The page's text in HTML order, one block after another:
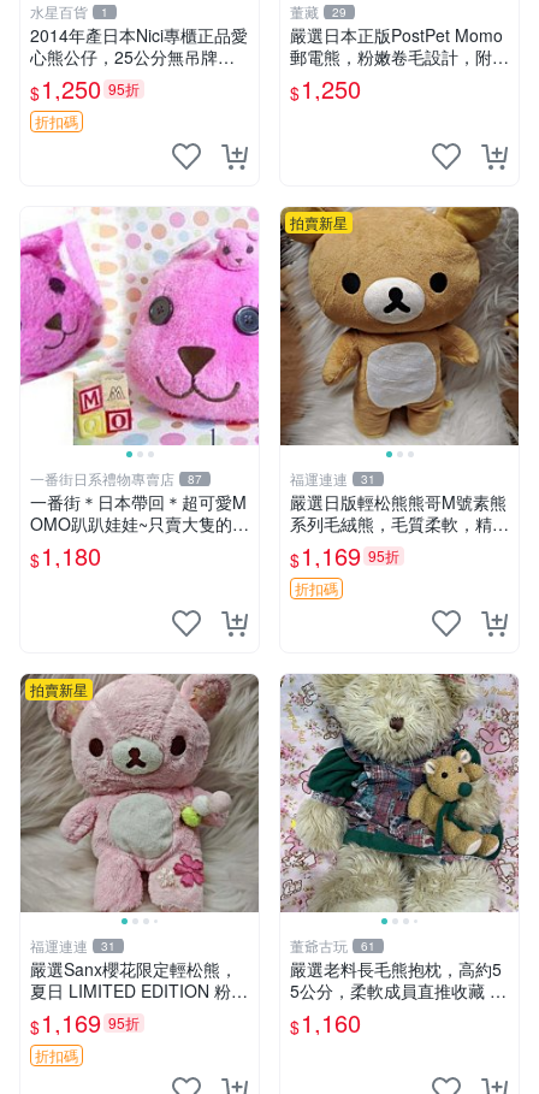
水星百貨 1
2014年產日本Nici專櫃正品愛
心熊公仔，25公分無吊牌全
新 愛心熊 公仔 熊抱玩偶
$1,250 95折
折扣碼
董藏 29
嚴選日本正版PostPet Momo
郵電熊，粉嫩卷毛設計，附原
裝包裝與吊牌，超Recomme
nded收藏品 1095 玩偶 包裝
$1,250
一番街日系禮物專賣店 87
一番街＊日本帶回＊超可愛M
OMO趴趴娃娃~只賣大隻的1
號~單隻價～生日禮物
$1,180
拍賣新星
福運連連 31
嚴選日版輕松熊熊哥M號素熊
系列毛絨熊，毛質柔軟，精緻
可愛，尺寸35cm，保存狀態
優異。收藏或贈送皆為佳選。
中古 毛絨熊 毛玩偶
$1,169 95折
折扣碼
拍賣新星
福運連連 31
嚴選Sanx櫻花限定輕松熊，
夏日 LIMITED EDITION 粉色
毛絨熊，背有拉鏈設計，肚內
填充豆袋，精致工藝呈現，狀
態如新，適合收藏與送人 櫻
$1,169 95折
折扣碼
董爺古玩 61
嚴選老料長毛熊抱枕，高約5
5公分，柔軟成員直推收藏 長
毛熊 柔軟熊抱枕 55公分
$1,160